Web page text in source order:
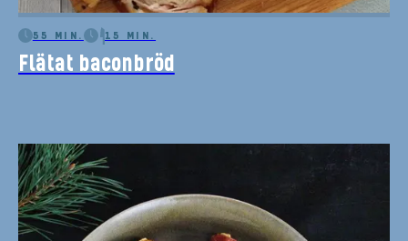
55 MIN. 15 MIN.
Flätat baconbröd